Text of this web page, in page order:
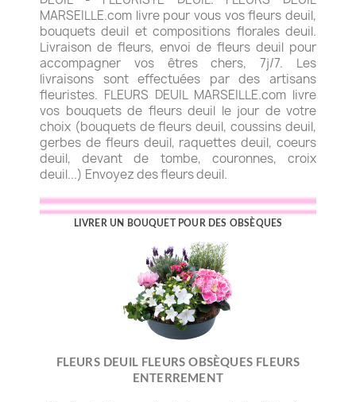
MARSEILLE.com livre pour vous vos fleurs deuil,
bouquets deuil et compositions florales deuil.
Livraison de fleurs, envoi de fleurs deuil pour
accompagner vos êtres chers, 7j/7. Les
livraisons sont effectuées par des artisans
fleuristes. FLEURS DEUIL MARSEILLE.com livre
vos bouquets de fleurs deuil le jour de votre
choix (bouquets de fleurs deuil, coussins deuil,
gerbes de fleurs deuil, raquettes deuil, coeurs
deuil, devant de tombe, couronnes, croix
deuil...) Envoyez des fleurs deuil.
LIVRER UN BOUQUET POUR DES OBSÈQUES
FLEURS DEUIL FLEURS OBSÈQUES FLEURS
ENTERREMENT